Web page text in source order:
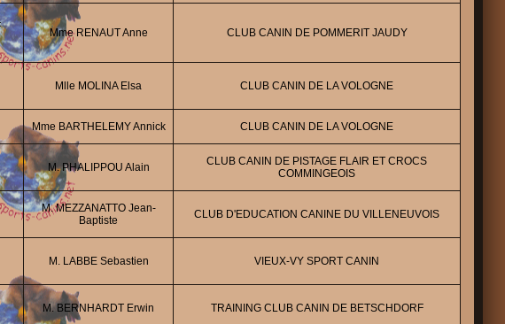
Mme RENAUT Anne CLUB CANIN DE POMMERIT JAUDY
Mlle MOLINA Elsa CLUB CANIN DE LA VOLOGNE
Mme BARTHELEMY Annick CLUB CANIN DE LA VOLOGNE
M. PHALIPPOU Alain
CLUB CANIN DE PISTAGE FLAIR ET CROCS
COMMINGEOIS
M. MEZZANATTO Jean-
Baptiste
CLUB D'EDUCATION CANINE DU VILLENEUVOIS
M. LABBE Sebastien VIEUX-VY SPORT CANIN
M. BERNHARDT Erwin TRAINING CLUB CANIN DE BETSCHDORF